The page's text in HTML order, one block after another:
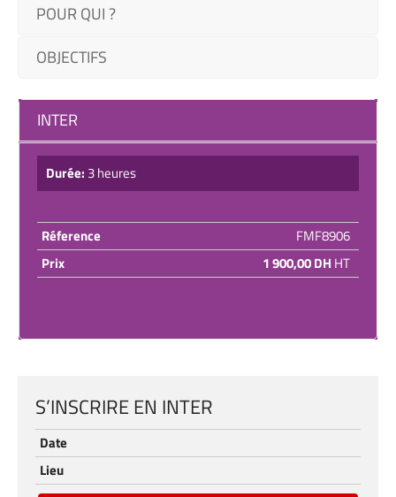
POUR QUI ?
OBJECTIFS
INTER
Durée: 3 heures
Réference
FMF8906
Prix
1 900,00 DH HT
S’INSCRIRE EN INTER
Date
Lieu